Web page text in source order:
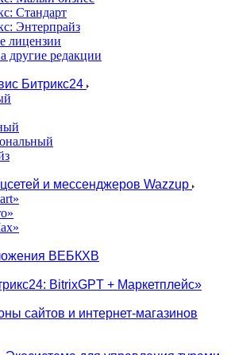
Стандарт
Энтерпрайз
лицензии
другие редакции
Битрикс24
и мессенджеров Wazzup
ВЕБКХВ
BitrixGPT + Маркетплейс»
сайтов и интернет-магазинов